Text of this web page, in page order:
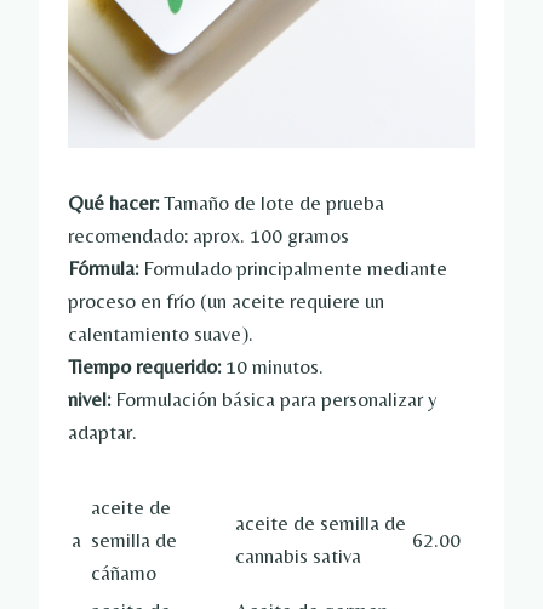
Qué hacer:Tamaño de lote de prueba
recomendado: aprox. 100 gramos
Fórmula: Formulado principalmente mediante
proceso en frío (un aceite requiere un
calentamiento suave).
Tiempo requerido:10 minutos.
nivel:Formulación básica para personalizar y
adaptar.
a
aceite de
semilla de
cáñamo
aceite de semilla de
cannabis sativa
62.00